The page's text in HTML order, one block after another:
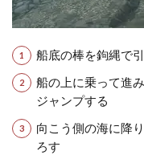
船底の棒を鉤縄で
船の上に乗って進
ジャンプする
向こう側の海に降
ろす